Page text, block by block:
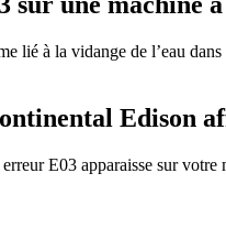
lié à la vidange de l’eau
Edison
E03 apparaisse sur